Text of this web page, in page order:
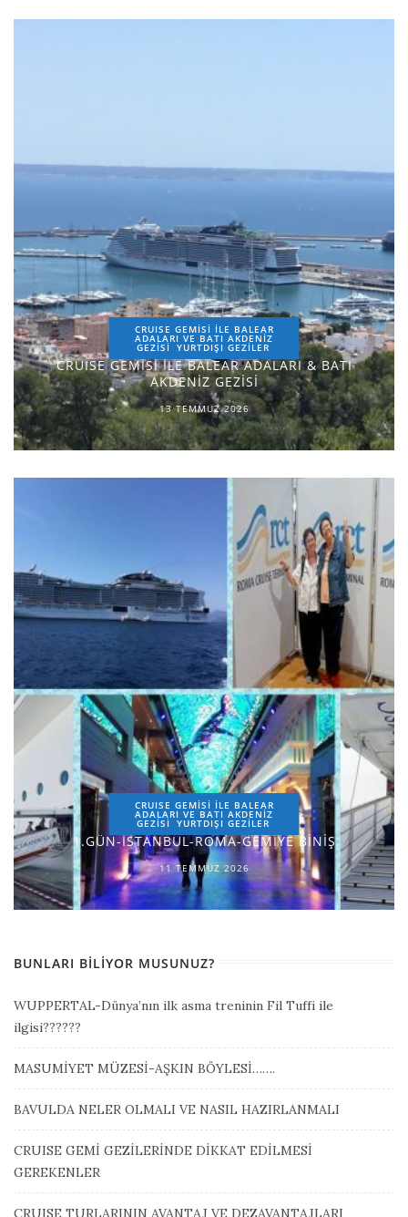
CRUISE GEMİSİ İLE BALEAR
ADALARI VE BATI AKDENİZ
GEZİSİ YURTDIŞI GEZILER
CRUISE GEMİSİ İLE BALEAR ADALARI & BATI
AKDENİZ GEZİSİ
13 TEMMUZ 2026
CRUISE GEMİSİ İLE BALEAR
ADALARI VE BATI AKDENİZ
GEZİSİ YURTDIŞI GEZILER
1.GÜN-İSTANBUL-ROMA-GEMİYE BİNİŞ
11 TEMMUZ 2026
BUNLARI BILIYOR MUSUNUZ?
WUPPERTAL-Dünya’nın ilk asma treninin Fil Tuffi ile
ilgisi??????
MASUMİYET MÜZESİ-AŞKIN BÖYLESİ…….
BAVULDA NELER OLMALI VE NASIL HAZIRLANMALI
CRUISE GEMİ GEZİLERİNDE DİKKAT EDİLMESİ
GEREKENLER
CRUISE TURLARININ AVANTAJ VE DEZAVANTAJLARI